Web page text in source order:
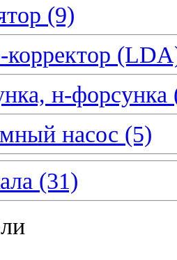
(9)
корректор
н-форсунка
насос (5)
(31)